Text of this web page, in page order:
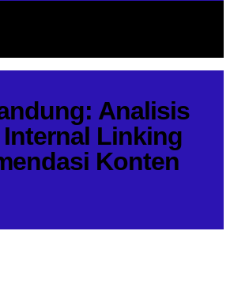
Analisis
Linking
Konten